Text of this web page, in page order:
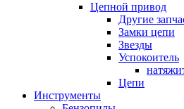
Цепной привод
Другие
Замки цепи
Звезды
Успокоитель
Цепи
Инструменты